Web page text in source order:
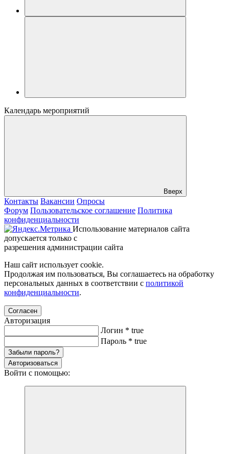
Календарь мероприятий
Вверх
Контакты Вакансии Опросы
Форум Пользовательское соглашение Политика
конфиденциальности
Использование материалов сайта
допускается только с
разрешения администрации сайта
Наш сайт использует cookie.
Продолжая им пользоваться, Вы соглашаетесь на обработку
персональных данных в соответствии с политикой
конфиденциальности.
Согласен
Авторизация
Логин * true
Пароль * true
Забыли пароль?
Авторизоваться
Войти с помощью: